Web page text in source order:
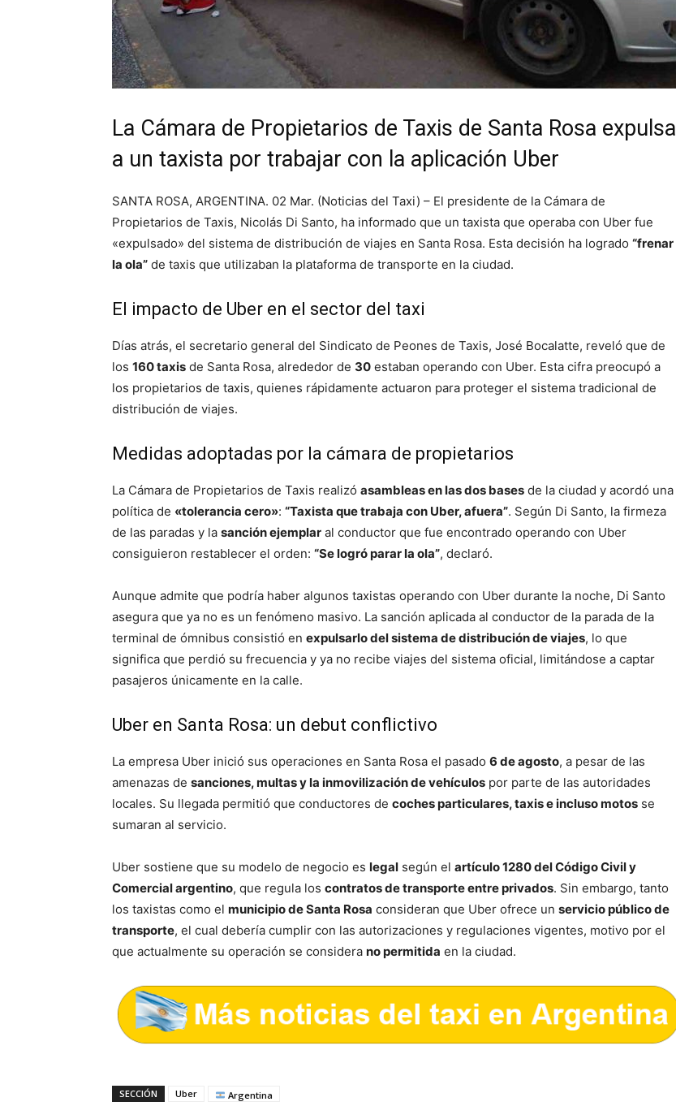
La Cámara de Propietarios de Taxis de Santa Rosa expulsa
a un taxista por trabajar con la aplicación Uber
SANTA ROSA, ARGENTINA. 02 Mar. (Noticias del Taxi) – El presidente de la Cámara de
Propietarios de Taxis, Nicolás Di Santo, ha informado que un taxista que operaba con Uber fue
«expulsado» del sistema de distribución de viajes en Santa Rosa. Esta decisión ha logrado “frenar
la ola” de taxis que utilizaban la plataforma de transporte en la ciudad.
El impacto de Uber en el sector del taxi
Días atrás, el secretario general del Sindicato de Peones de Taxis, José Bocalatte, reveló que de
los 160 taxis de Santa Rosa, alrededor de 30 estaban operando con Uber. Esta cifra preocupó a
los propietarios de taxis, quienes rápidamente actuaron para proteger el sistema tradicional de
distribución de viajes.
Medidas adoptadas por la cámara de propietarios
La Cámara de Propietarios de Taxis realizó asambleas en las dos bases de la ciudad y acordó una
política de «tolerancia cero»: “Taxista que trabaja con Uber, afuera”. Según Di Santo, la firmeza
de las paradas y la sanción ejemplar al conductor que fue encontrado operando con Uber
consiguieron restablecer el orden: “Se logró parar la ola”, declaró.
Aunque admite que podría haber algunos taxistas operando con Uber durante la noche, Di Santo
asegura que ya no es un fenómeno masivo. La sanción aplicada al conductor de la parada de la
terminal de ómnibus consistió en expulsarlo del sistema de distribución de viajes, lo que
significa que perdió su frecuencia y ya no recibe viajes del sistema oficial, limitándose a captar
pasajeros únicamente en la calle.
Uber en Santa Rosa: un debut conflictivo
La empresa Uber inició sus operaciones en Santa Rosa el pasado 6 de agosto, a pesar de las
amenazas de sanciones, multas y la inmovilización de vehículos por parte de las autoridades
locales. Su llegada permitió que conductores de coches particulares, taxis e incluso motos se
sumaran al servicio.
Uber sostiene que su modelo de negocio es legal según el artículo 1280 del Código Civil y
Comercial argentino, que regula los contratos de transporte entre privados. Sin embargo, tanto
los taxistas como el municipio de Santa Rosa consideran que Uber ofrece un servicio público de
transporte, el cual debería cumplir con las autorizaciones y regulaciones vigentes, motivo por el
que actualmente su operación se considera no permitida en la ciudad.
SECCIÓN Uber Argentina